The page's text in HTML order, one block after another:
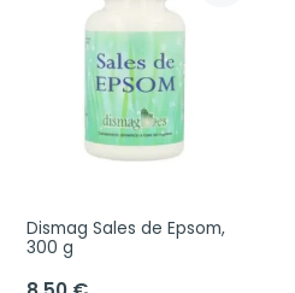
Dismag Sales de Epsom,
300 g